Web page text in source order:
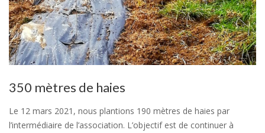
350 mètres de haies
Le 12 mars 2021, nous plantions 190 mètres de haies par
l’intermédiaire de l’association. L’objectif est de continuer à